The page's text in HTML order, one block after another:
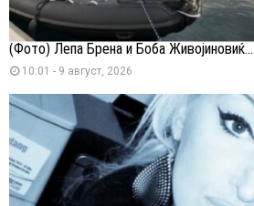
(Фото) Лепа Брена и Боба Живојиновиќ...
10:01 - 9 август, 2026